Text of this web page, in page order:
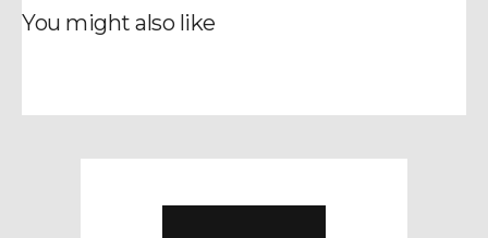
You might also like